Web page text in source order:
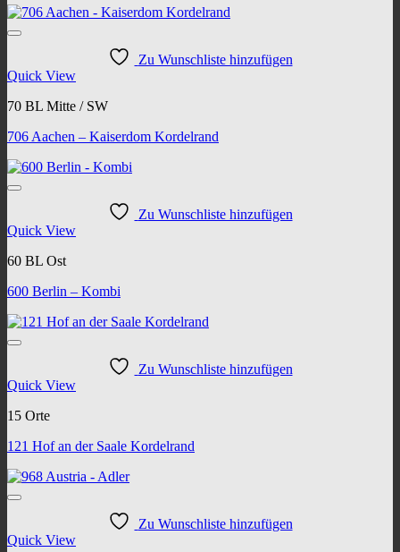
Zu Wunschliste hinzufügen
Quick View
70 BL Mitte / SW
706 Aachen – Kaiserdom Kordelrand
Zu Wunschliste hinzufügen
Quick View
60 BL Ost
600 Berlin – Kombi
Zu Wunschliste hinzufügen
Quick View
15 Orte
121 Hof an der Saale Kordelrand
Zu Wunschliste hinzufügen
Quick View